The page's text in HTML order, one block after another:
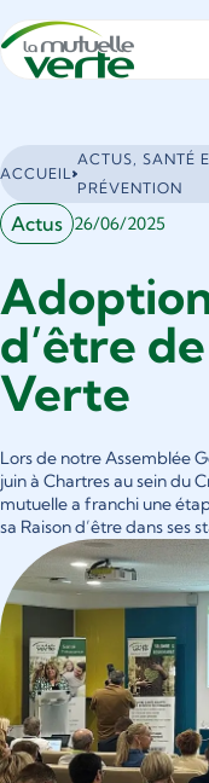
Panneau de gestion
ici
ACCUEIL
ACTUS, SANTÉ
PRÉVENTION
Actus 26/06/2025
d’être
Verte
Lors de notre Assemblée
juin à Chartres au sein du
mutuelle a franchi une
sa Raison d’être dans ses